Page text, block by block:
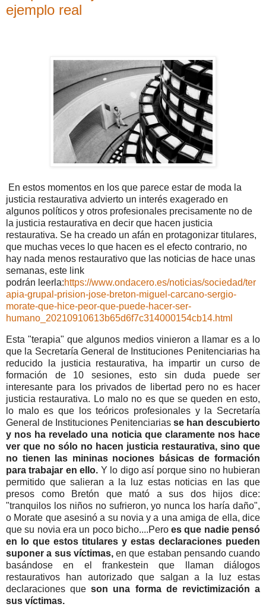
ejemplo real
En estos momentos en los que parece estar de moda la
justicia restaurativa advierto un interés exagerado en
algunos políticos y otros profesionales precisamente no de
la justicia restaurativa en decir que hacen justicia
restaurativa. Se ha creado un afán en protagonizar titulares,
que muchas veces lo que hacen es el efecto contrario, no
hay nada menos restaurativo que las noticias de hace unas
semanas, este link
podrán leerla:https://www.ondacero.es/noticias/sociedad/ter
apia-grupal-prision-jose-breton-miguel-carcano-sergio-
morate-que-hice-peor-que-puede-hacer-ser-
humano_20210910613b65d6f7c314000154cb14.html
Esta "terapia" que algunos medios vinieron a llamar es a lo
que la Secretaría General de Instituciones Penitenciarias ha
reducido la justicia restaurativa, ha impartir un curso de
formación de 10 sesiones, esto sin duda puede ser
interesante para los privados de libertad pero no es hacer
justicia restaurativa. Lo malo no es que se queden en esto,
lo malo es que los teóricos profesionales y la Secretaría
General de Instituciones Penitenciarias se han descubierto
y nos ha revelado una noticia que claramente nos hace
ver que no sólo no hacen justicia restaurativa, sino que
no tienen las mininas nociones básicas de formación
para trabajar en ello. Y lo digo así porque sino no hubieran
permitido que salieran a la luz estas noticias en las que
presos como Bretón que mató a sus dos hijos dice:
"tranquilos los niños no sufrieron, yo nunca los haría daño",
o Morate que asesinó a su novia y a una amiga de ella, dice
que su novia era un poco bicho....Peroes que nadie pensó
en lo que estos titulares y estas declaraciones pueden
suponer a sus víctimas,en que estaban pensando cuando
basándose en el frankestein que llaman diálogos
restaurativos han autorizado que salgan a la luz estas
declaraciones queson una forma de revictimización a
sus víctimas.